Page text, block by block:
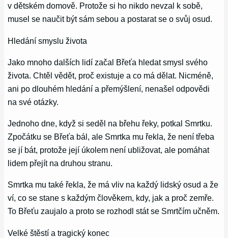
v dětském domově. Protože si ho nikdo nevzal k sobě,
musel se naučit být sám sebou a postarat se o svůj osud.
Hledání smyslu života
Jako mnoho dalších lidí začal Břeťa hledat smysl svého
života. Chtěl vědět, proč existuje a co má dělat. Nicméně,
ani po dlouhém hledání a přemýšlení, nenašel odpovědi
na své otázky.
Jednoho dne, když si seděl na břehu řeky, potkal Smrtku.
Zpočátku se Břeťa bál, ale Smrtka mu řekla, že není třeba
se jí bát, protože její úkolem není ubližovat, ale pomáhat
lidem přejít na druhou stranu.
Smrtka mu také řekla, že má vliv na každý lidský osud a že
ví, co se stane s každým člověkem, kdy, jak a proč zemře.
To Břeťu zaujalo a proto se rozhodl stát se Smrtčím učněm.
Velké štěstí a tragický konec